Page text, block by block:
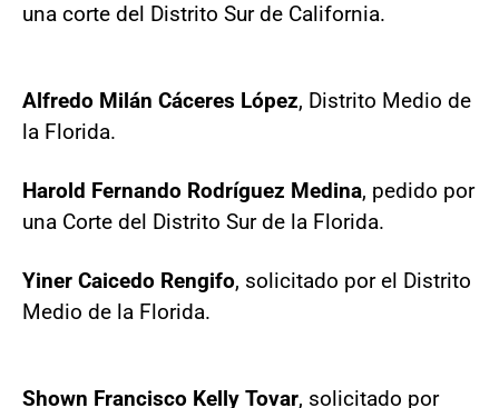
una corte del Distrito Sur de California.
Alfredo Milán Cáceres López, Distrito Medio de
la Florida.
Harold Fernando Rodríguez Medina, pedido por
una Corte del Distrito Sur de la Florida.
Yiner Caicedo Rengifo, solicitado por el Distrito
Medio de la Florida.
Shown Francisco Kelly Tovar, solicitado por